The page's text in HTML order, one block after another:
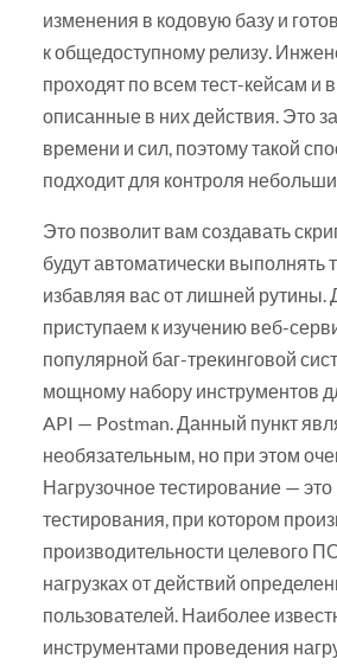
изменения в кодовую базу и
к общедоступному релизу.
проходят по всем тест-кейсам и
описанные в них действия. Это
времени и сил, поэтому такой
подходит для контроля
Это позволит вам создавать
будут автоматически выполнять
избавляя вас от лишней рутины.
приступаем к изучению веб-
популярной баг-трекинговой
мощному набору инструментов
API — Postman. Данный пункт
необязательным, но при этом
Нагрузочное тестирование — это
тестирования, при котором
производительности целевого
нагрузках от действий
пользователей. Наиболее
инструментами проведения